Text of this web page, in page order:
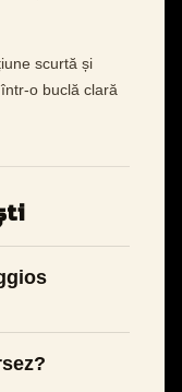
scurtă și
o buclă clară